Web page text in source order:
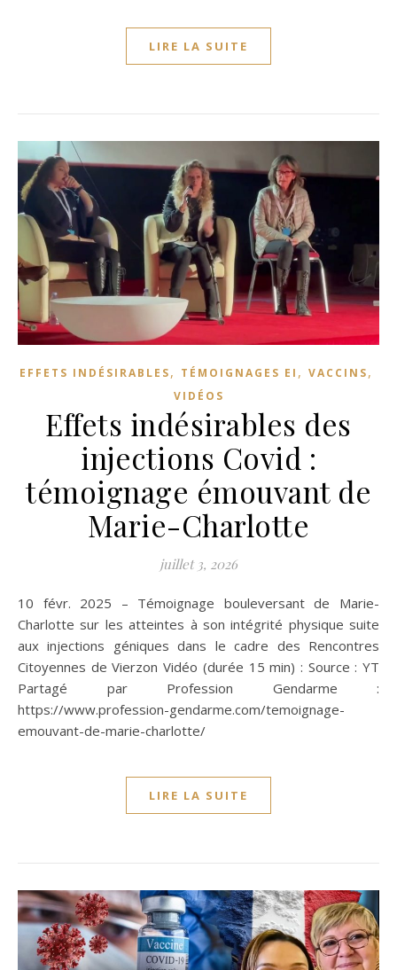
LIRE LA SUITE
EFFETS INDÉSIRABLES, TÉMOIGNAGES EI , VACCINS,
VIDÉOS
Effets indésirables des
injections Covid :
témoignage émouvant de
Marie-Charlotte
juillet 3, 2026
10 févr. 2025 – Témoignage bouleversant de Marie-
Charlotte sur les atteintes à son intégrité physique suite
aux injections géniques dans le cadre des Rencontres
Citoyennes de Vierzon Vidéo (durée 15 min) : Source : YT
Partagé par Profession Gendarme :
https://www.profession-gendarme.com/temoignage-
emouvant-de-marie-charlotte/
LIRE LA SUITE